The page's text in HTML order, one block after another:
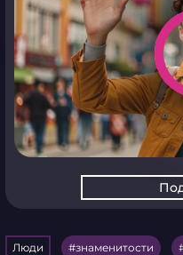
Люди знаменитости